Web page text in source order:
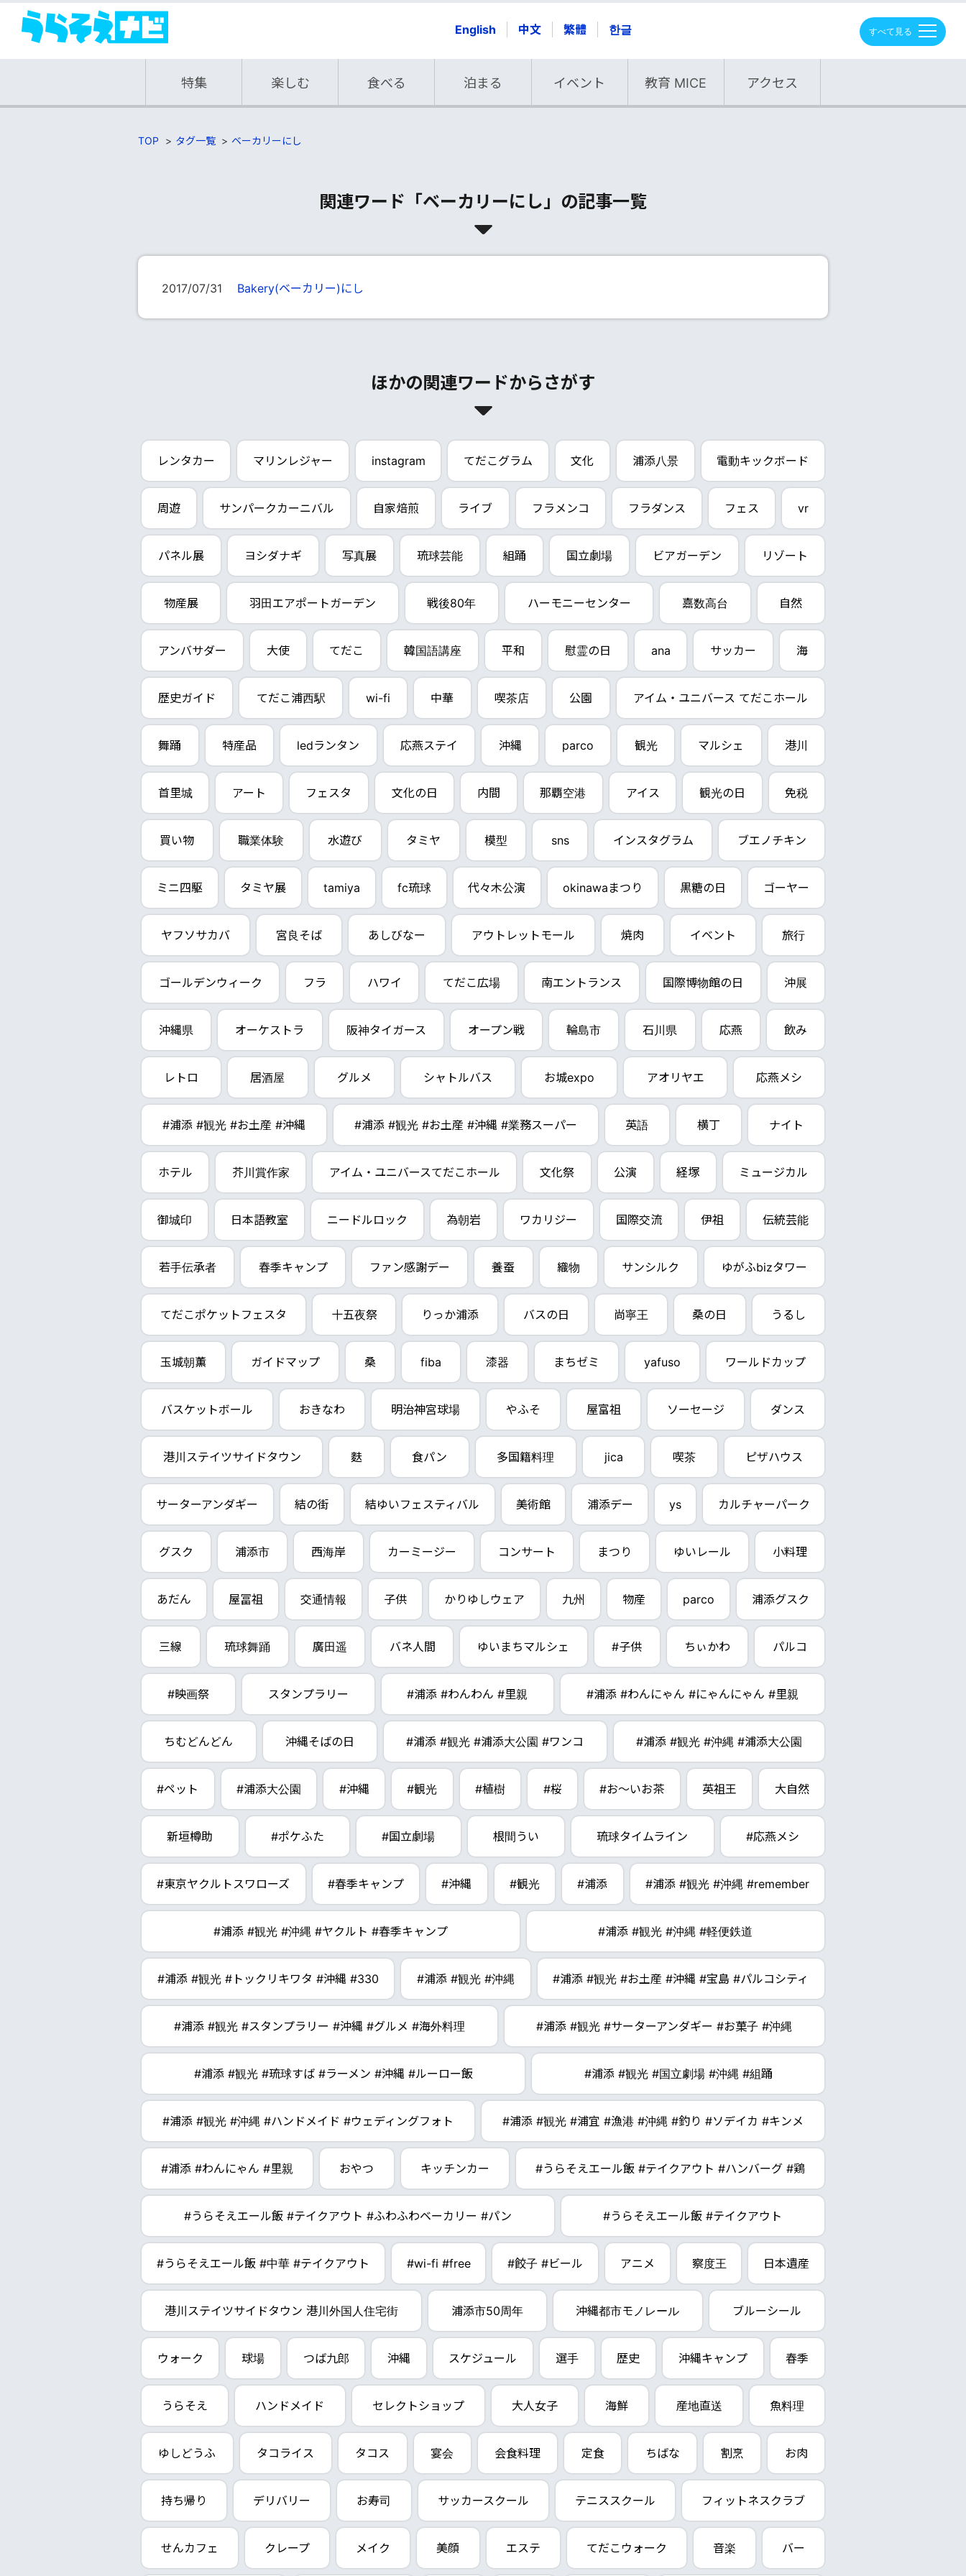
English 中文 繁體 한글
特集 楽しむ 食べる 泊まる イベント 教育 MICE アクセス
E
N
TOP タグ一覧 ベーカリーにし
関連ワード「ベーカリーにし」の記事一覧
2017/07/31 Bakery(ベーカリー)にし
ほかの関連ワードからさがす
レンタカー マリンレジャー instagram てだこグラム 文化 浦添八景 電動キックボード
周遊 サンパークカーニバル 自家焙煎 ライブ フラメンコ フラダンス フェス vr
パネル展 ヨシダナギ 写真展 琉球芸能 組踊 国立劇場 ビアガーデン リゾート
物産展 羽田エアポートガーデン 戦後80年 ハーモニーセンター 嘉数高台 自然
アンバサダー 大使 てだこ 韓国語講座 平和 慰霊の日 ana サッカー 海
歴史ガイド てだこ浦西駅 wi-fi 中華 喫茶店 公園 アイム・ユニバース てだこホール
舞踊 特産品 ledランタン 応燕ステイ 沖縄 parco 観光 マルシェ 港川
首里城 アート フェスタ 文化の日 内間 那覇空港 アイス 観光の日 免税
買い物 職業体験 水遊び タミヤ 模型 sns インスタグラム ブエノチキン
ミニ四駆 タミヤ展 tamiya fc琉球 代々木公演 okinawaまつり 黒糖の日 ゴーヤー
ヤフソサカバ 宮良そば あしびなー アウトレットモール 焼肉 イベント 旅行
ゴールデンウィーク フラ ハワイ てだこ広場 南エントランス 国際博物館の日 沖展
沖縄県 オーケストラ 阪神タイガース オープン戦 輪島市 石川県 応燕 飲み
レトロ 居酒屋 グルメ シャトルバス お城expo アオリヤエ 応燕メシ
#浦添 #観光 #お土産 #沖縄 #浦添 #観光 #お土産 #沖縄 #業務スーパー 英語 横丁 ナイト
ホテル 芥川賞作家 アイム・ユニバースてだこホール 文化祭 公演 経塚 ミュージカル
御城印 日本語教室 ニードルロック 為朝岩 ワカリジー 国際交流 伊祖 伝統芸能
若手伝承者 春季キャンプ ファン感謝デー 養蚕 織物 サンシルク ゆがふbizタワー
てだこポケットフェスタ 十五夜祭 りっか浦添 バスの日 尚寧王 桑の日 うるし
玉城朝薫 ガイドマップ 桑 fiba 漆器 まちゼミ yafuso ワールドカップ
バスケットボール おきなわ 明治神宮球場 やふそ 屋富祖 ソーセージ ダンス
港川ステイツサイドタウン 麩 食パン 多国籍料理 jica 喫茶 ピザハウス
サーターアンダギー 結の街 結ゆいフェスティバル 美術館 浦添デー ys カルチャーパーク
グスク 浦添市 西海岸 カーミージー コンサート まつり ゆいレール 小料理
あだん 屋冨祖 交通情報 子供 かりゆしウェア 九州 物産 parco 浦添グスク
三線 琉球舞踊 廣田遥 バネ人間 ゆいまちマルシェ #子供 ちぃかわ パルコ
#映画祭 スタンプラリー #浦添 #わんわん #里親 #浦添 #わんにゃん #にゃんにゃん #里親
ちむどんどん 沖縄そばの日 #浦添 #観光 #浦添大公園 #ワンコ #浦添 #観光 #沖縄 #浦添大公園
#ペット #浦添大公園 #沖縄 #観光 #植樹 #桜 #お～いお茶 英祖王 大自然
新垣樽助 #ポケふた #国立劇場 根間うい 琉球タイムライン #応燕メシ
#東京ヤクルトスワローズ #春季キャンプ #沖縄 #観光 #浦添 #浦添 #観光 #沖縄 #remember
#浦添 #観光 #沖縄 #ヤクルト #春季キャンプ #浦添 #観光 #沖縄 #軽便鉄道
#浦添 #観光 #トックリキワタ #沖縄 #330 #浦添 #観光 #沖縄 #浦添 #観光 #お土産 #沖縄 #宝島 #パルコシティ
#浦添 #観光 #スタンプラリー #沖縄 #グルメ #海外料理 #浦添 #観光 #サーターアンダギー #お菓子 #沖縄
#浦添 #観光 #琉球すば #ラーメン #沖縄 #ルーロー飯 #浦添 #観光 #国立劇場 #沖縄 #組踊
#浦添 #観光 #沖縄 #ハンドメイド #ウェディングフォト #浦添 #観光 #浦宜 #漁港 #沖縄 #釣り #ソデイカ #キンメ
#浦添 #わんにゃん #里親 おやつ キッチンカー #うらそえエール飯 #テイクアウト #ハンバーグ #鶏
#うらそえエール飯 #テイクアウト #ふわふわベーカリー #パン #うらそえエール飯 #テイクアウト
#うらそえエール飯 #中華 #テイクアウト #wi-fi #free #餃子 #ビール アニメ 察度王 日本遺産
港川ステイツサイドタウン 港川外国人住宅街 浦添市50周年 沖縄都市モノレール ブルーシール
ウォーク 球場 つば九郎 沖縄 スケジュール 選手 歴史 沖縄キャンプ 春季
うらそえ ハンドメイド セレクトショップ 大人女子 海鮮 産地直送 魚料理
ゆしどうふ タコライス タコス 宴会 会食料理 定食 ちばな 割烹 お肉
持ち帰り デリバリー お寿司 サッカースクール テニススクール フィットネスクラブ
せんカフェ クレープ メイク 美顔 エステ てだこウォーク 音楽 バー